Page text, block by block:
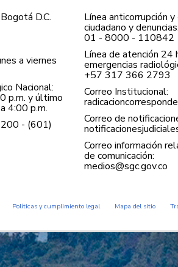
D.C.
a viernes
Nacional:
p.m. y último
4:00 p.m.
- (601)
Línea anticorrupción
ciudadano y denuncias:
01 - 8000 - 110842
Línea de atención 24
emergencias
+57 ​317 366 2793
Correo Institucional:
Correo de
Correo información
de comunicación:
medios@sgc.gov.co
Políticas y cumplimiento legal Mapa del sitio